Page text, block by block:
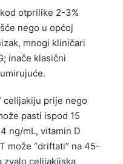
otprilike 2-3%
nego u općoj
mnogi kliničari
inače klasični
celijakiju prije nego
pasti ispod 15
ng/mL, vitamin D
može “driftati” na 45-
zvalo celijakijska